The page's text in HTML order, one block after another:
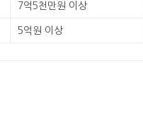
7억5천만원 이상
5억원 이상